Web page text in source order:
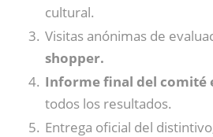
cultural.
Visitas anónimas de
shopper.
Informe final del comité
todos los resultados.
Entrega oficial del